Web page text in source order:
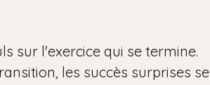
sur l'exercice qui se termine.
les succès surprises se